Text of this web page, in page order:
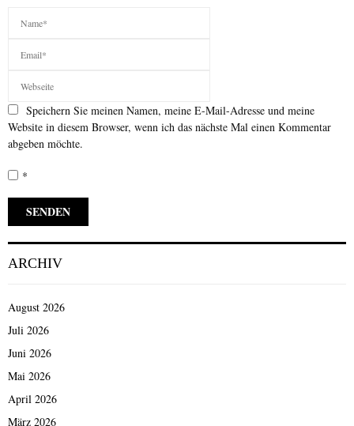
Speichern Sie meinen Namen, meine E-Mail-Adresse und meine
Website in diesem Browser, wenn ich das nächste Mal einen Kommentar
abgeben möchte.
*
ARCHIV
August 2026
Juli 2026
Juni 2026
Mai 2026
April 2026
März 2026